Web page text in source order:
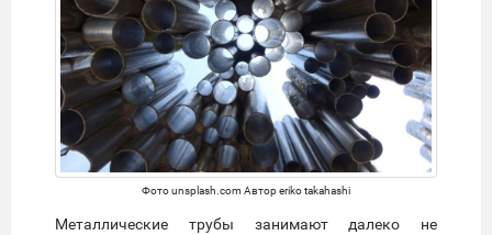
Фото unsplash.com Автор eriko takahashi
Металлические трубы занимают далеко не